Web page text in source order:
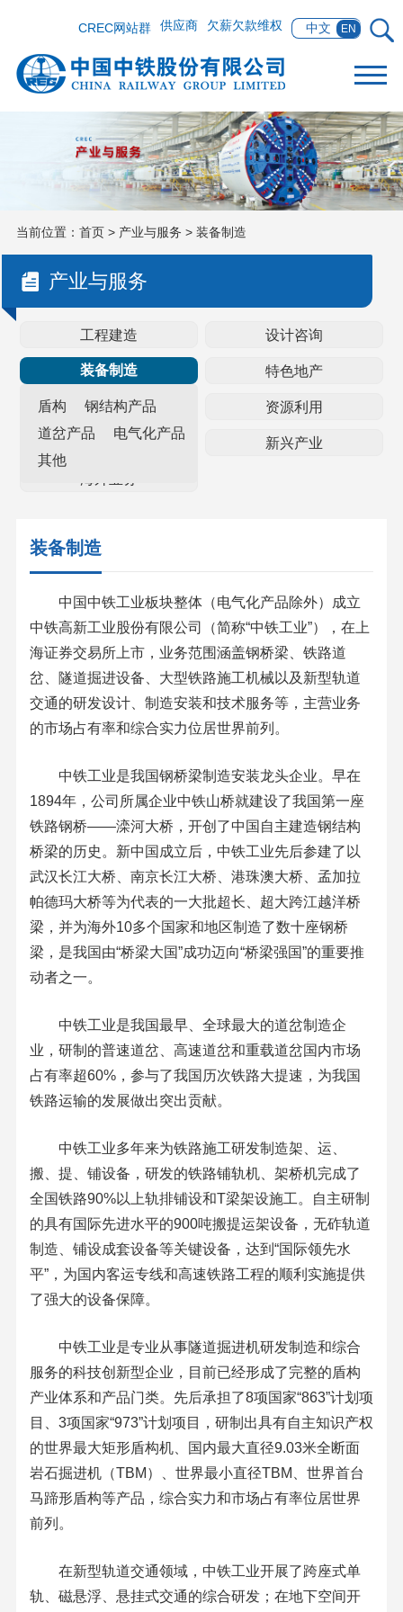
中文 EN
欠薪欠款维权
供应商
CREC网站群
当前位置： 首页> 产业与服务 > 装备制造
产业与服务
工程建造 设计咨询
装备制造
盾构
钢结构产品
道岔产品
电气化产品
其他
特色地产
资产经营 资源利用
金融物贸 新兴产业
装备制造
中国中铁工业板块整体（电气化产品除外）成立
中铁高新工业股份有限公司（简称“中铁工业”），在上
海证券交易所上市，业务范围涵盖钢桥梁、铁路道
岔、隧道掘进设备、大型铁路施工机械以及新型轨道
交通的研发设计、制造安装和技术服务等，主营业务
的市场占有率和综合实力位居世界前列。
中铁工业是我国钢桥梁制造安装龙头企业。早在
1894年，公司所属企业中铁山桥就建设了我国第一座
铁路钢桥——滦河大桥，开创了中国自主建造钢结构
桥梁的历史。新中国成立后，中铁工业先后参建了以
武汉长江大桥、南京长江大桥、港珠澳大桥、孟加拉
帕德玛大桥等为代表的一大批超长、超大跨江越洋桥
梁，并为海外10多个国家和地区制造了数十座钢桥
梁，是我国由“桥梁大国”成功迈向“桥梁强国”的重要推
动者之一。
中铁工业是我国最早、全球最大的道岔制造企
业，研制的普速道岔、高速道岔和重载道岔国内市场
占有率超60%，参与了我国历次铁路大提速，为我国
铁路运输的发展做出突出贡献。
中铁工业多年来为铁路施工研发制造架、运、
搬、提、铺设备，研发的铁路铺轨机、架桥机完成了
全国铁路90%以上轨排铺设和T梁架设施工。自主研制
的具有国际先进水平的900吨搬提运架设备，无砟轨道
制造、铺设成套设备等关键设备，达到“国际领先水
平”，为国内客运专线和高速铁路工程的顺利实施提供
了强大的设备保障。
中铁工业是专业从事隧道掘进机研发制造和综合
服务的科技创新型企业，目前已经形成了完整的盾构
产业体系和产品门类。先后承担了8项国家“863”计划项
目、3项国家“973”计划项目，研制出具有自主知识产权
的世界最大矩形盾构机、国内最大直径9.03米全断面
岩石掘进机（TBM）、世界最小直径TBM、世界首台
马蹄形盾构等产品，综合实力和市场占有率位居世界
前列。
在新型轨道交通领域，中铁工业开展了跨座式单
轨、磁悬浮、悬挂式交通的综合研发；在地下空间开